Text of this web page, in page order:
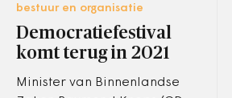
bestuur en organisatie
Democratiefestival
komt terug in 2021
Minister van Binnenlandse